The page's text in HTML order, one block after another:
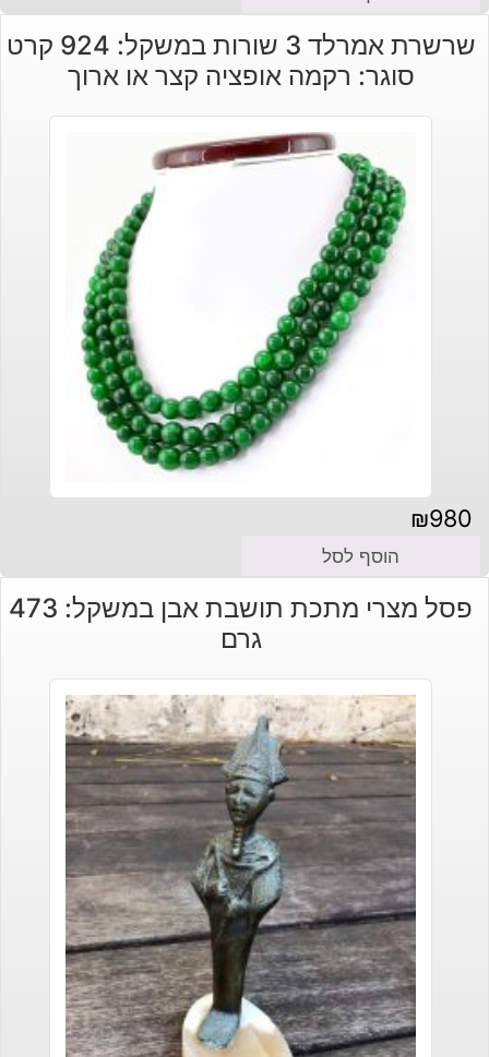
שרשרת אמרלד 3 שורות במשקל: 924 קרט
סוגר: רקמה אופציה קצר או ארוך
₪980
הוסף לסל
פסל מצרי מתכת תושבת אבן במשקל: 473
גרם